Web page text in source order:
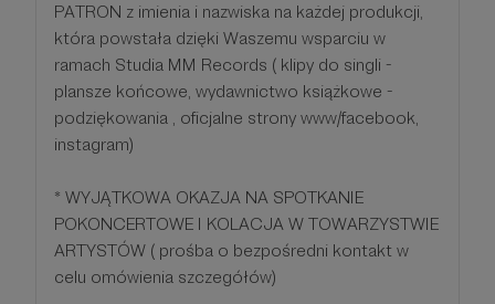
PATRON z imienia i nazwiska na każdej produkcji,
która powstała dzięki Waszemu wsparciu w
ramach Studia MM Records ( klipy do singli -
plansze końcowe, wydawnictwo książkowe -
podziękowania , oficjalne strony www/facebook,
instagram)
* WYJĄTKOWA OKAZJA NA SPOTKANIE
POKONCERTOWE I KOLACJA W TOWARZYSTWIE
ARTYSTÓW ( prośba o bezpośredni kontakt w
celu omówienia szczegółów)